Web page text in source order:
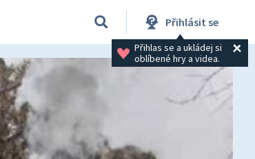
Přihlásit se
Přihlas se a ukládej si
oblíbené hry a videa.